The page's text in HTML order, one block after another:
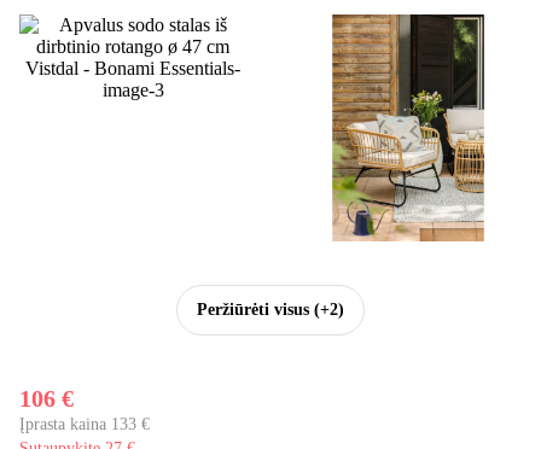
Peržiūrėti visus (+2)
106 €
Įprasta kaina 133 €